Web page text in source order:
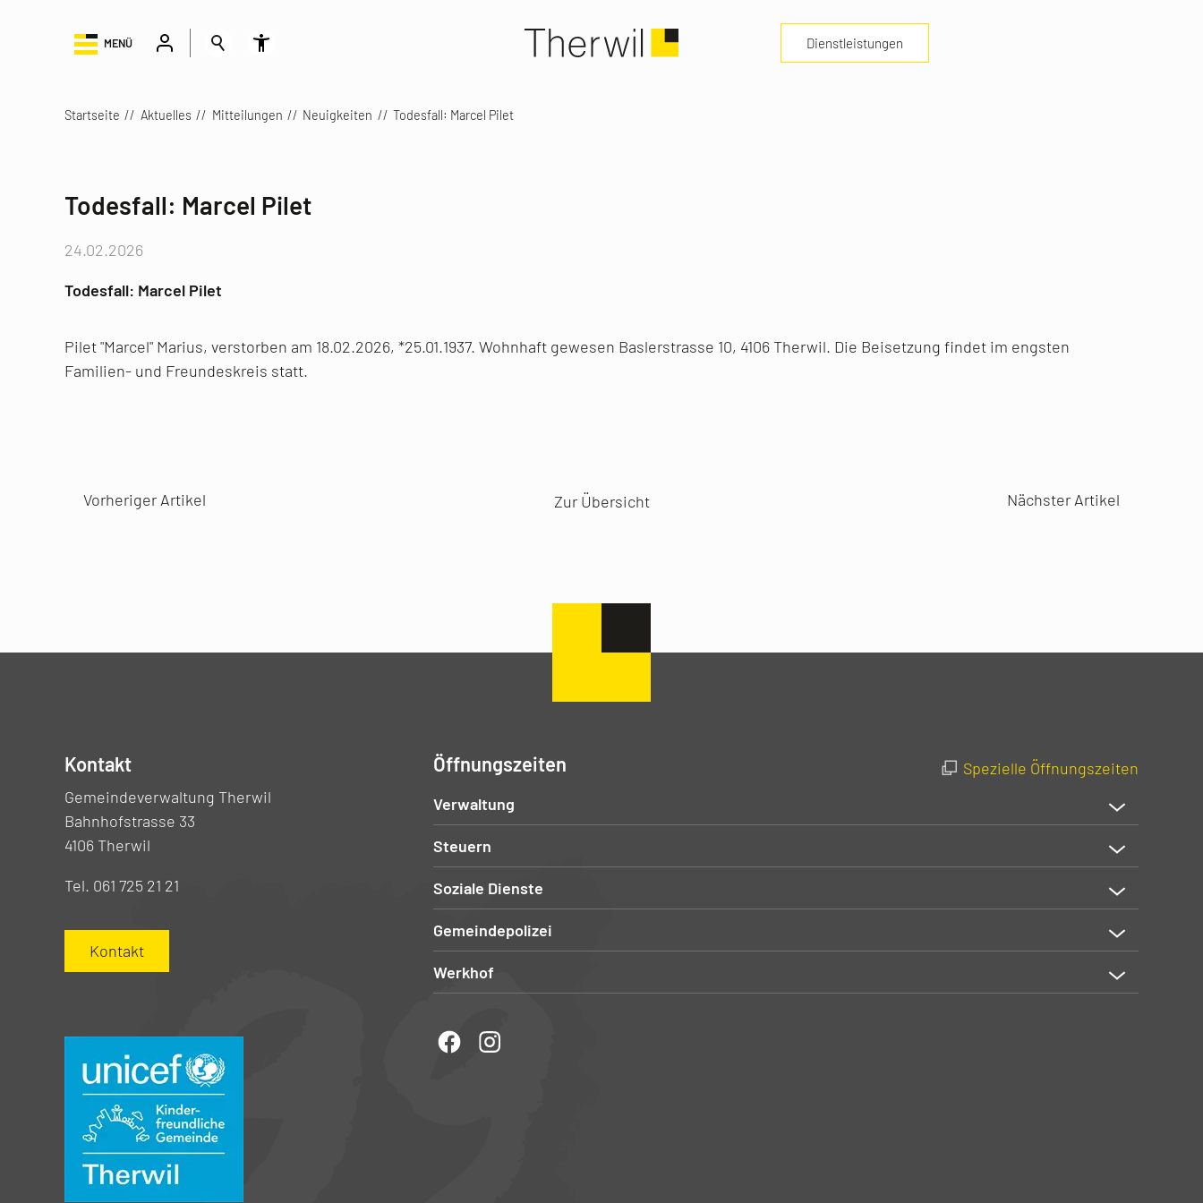
Dienstleistungen
MENÜ
Startseite Aktuelles Mitteilungen Neuigkeiten Todesfall: Marcel Pilet
Todesfall: Marcel Pilet
24.02.2026
Todesfall: Marcel Pilet
Pilet "Marcel" Marius, verstorben am 18.02.2026, *25.01.1937. Wohnhaft gewesen Baslerstrasse 10, 4106 Therwil. Die Beisetzung findet im engsten
Familien- und Freundeskreis statt.
Vorheriger Artikel Zur Übersicht Nächster Artikel
Kontakt
Gemeindeverwaltung Therwil
Bahnhofstrasse 33
4106 Therwil
Tel. 061 725 21 21
Kontakt
Öffnungszeiten
Spezielle Öffnungszeiten
Verwaltung
Steuern
Soziale Dienste
Gemeindepolizei
Werkhof